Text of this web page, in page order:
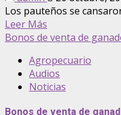
Los pauteños se
Leer Más
Bonos de venta de
Agropecuario
Audios
Noticias
Bonos de venta de